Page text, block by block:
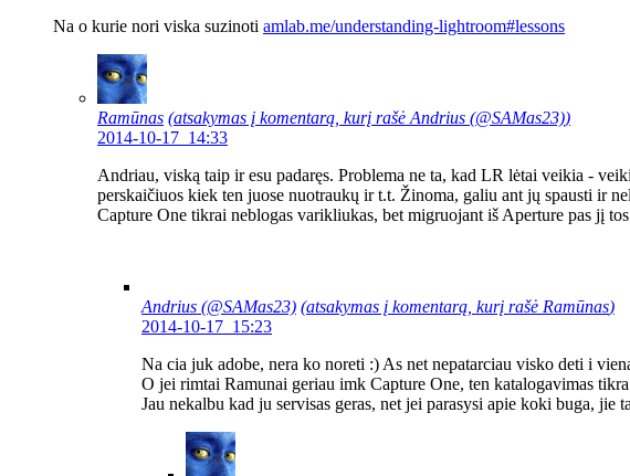
Na o kurie nori viska suzinoti amlab.me/understanding-lightroom#lessons
Ramūnas (atsakymas į komentarą, kurį rašė Andrius (@SAMas23))
2014-10-17 14:33
Andriau, viską taip ir esu padaręs. Problema ne ta, kad LR lėtai veikia -
perskaičiuos kiek ten juose nuotraukų ir t.t. Žinoma, galiu ant jų spausti ir
Capture One tikrai neblogas varikliukas, bet migruojant iš Aperture pas jį
Andrius (@SAMas23) (atsakymas į komentarą, kurį rašė Ramūnas)
2014-10-17 15:23
Na cia juk adobe, nera ko noreti :) As net nepatarciau visko deti i
O jei rimtai Ramunai geriau imk Capture One, ten katalogavimas tikra
Jau nekalbu kad ju servisas geras, net jei parasysi apie koki buga,